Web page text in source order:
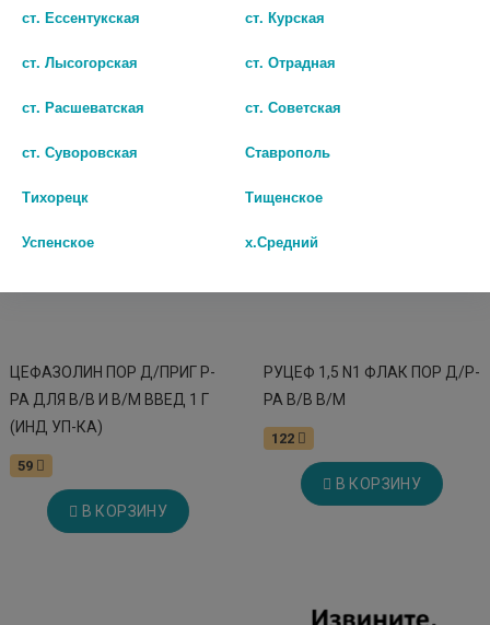
Популярные в разделе
ЦЕФАЗОЛИН ПОР Д/ПРИГ Р-
РА ДЛЯ В/В И В/М ВВЕД 1 Г
(ИНД УП-КА)
59
В КОРЗИНУ
РУЦЕФ 1,5 N1 ФЛАК ПОР Д/Р-
РА В/В В/М
122
В КОРЗИНУ
ст. Ессентукская ст. Курская
ст. Лысогорская ст. Отрадная
ст. Расшеватская ст. Советская
ст. Суворовская Ставрополь
Тихорецк Тищенское
Успенское х.Средний